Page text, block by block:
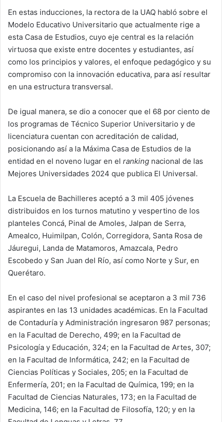
En estas inducciones, la rectora de la UAQ habló sobre el
Modelo Educativo Universitario que actualmente rige a
esta Casa de Estudios, cuyo eje central es la relación
virtuosa que existe entre docentes y estudiantes, así
como los principios y valores, el enfoque pedagógico y su
compromiso con la innovación educativa, para así resultar
en una estructura transversal.
De igual manera, se dio a conocer que el 68 por ciento de
los programas de Técnico Superior Universitario y de
licenciatura cuentan con acreditación de calidad,
posicionando así a la Máxima Casa de Estudios de la
entidad en el noveno lugar en el ranking nacional de las
Mejores Universidades 2024 que publica El Universal.
La Escuela de Bachilleres aceptó a 3 mil 405 jóvenes
distribuidos en los turnos matutino y vespertino de los
planteles Concá, Pinal de Amoles, Jalpan de Serra,
Amealco, Huimilpan, Colón, Corregidora, Santa Rosa de
Jáuregui, Landa de Matamoros, Amazcala, Pedro
Escobedo y San Juan del Río, así como Norte y Sur, en
Querétaro.
En el caso del nivel profesional se aceptaron a 3 mil 736
aspirantes en las 13 unidades académicas. En la Facultad
de Contaduría y Administración ingresaron 987 personas;
en la Facultad de Derecho, 499; en la Facultad de
Psicología y Educación, 324; en la Facultad de Artes, 307;
en la Facultad de Informática, 242; en la Facultad de
Ciencias Políticas y Sociales, 205; en la Facultad de
Enfermería, 201; en la Facultad de Química, 199; en la
Facultad de Ciencias Naturales, 173; en la Facultad de
Medicina, 146; en la Facultad de Filosofía, 120; y en la